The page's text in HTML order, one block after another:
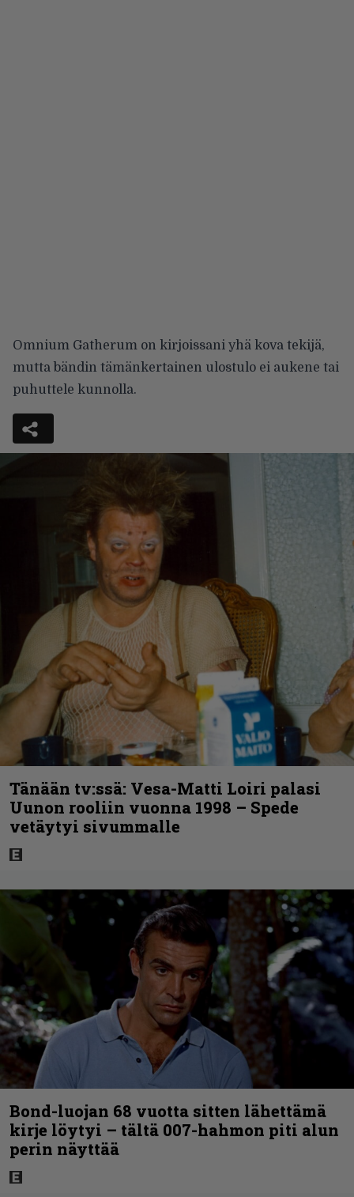
Omnium Gatherum on kirjoissani yhä kova tekijä,
mutta bändin tämänkertainen ulostulo ei aukene tai
puhuttele kunnolla.
Tänään tv:ssä: Vesa-Matti Loiri palasi
Uunon rooliin vuonna 1998 – Spede
vetäytyi sivummalle
Bond-luojan 68 vuotta sitten lähettämä
kirje löytyi – tältä 007-hahmon piti alun
perin näyttää